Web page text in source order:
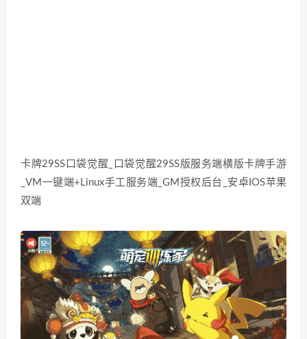
卡牌29SS口袋觉醒_口袋觉醒29SS版服务端横版卡牌手游
_VM一键端+Linux手工服务端_GM授权后台_安卓IOS苹果
双端